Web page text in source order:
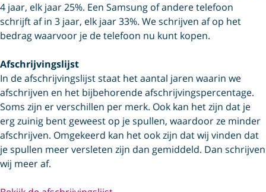
4 jaar, elk jaar 25%. Een Samsung of andere telefoon
schrijft af in 3 jaar, elk jaar 33%. We schrijven af op het
bedrag waarvoor je de telefoon nu kunt kopen.
Afschrijvingslijst
In de afschrijvingslijst staat het aantal jaren waarin we
afschrijven en het bijbehorende afschrijvings­percentage.
Soms zijn er verschillen per merk. Ook kan het zijn dat je
erg zuinig bent geweest op je spullen, waardoor ze minder
afschrijven. Omgekeerd kan het ook zijn dat wij vinden dat
je spullen meer versleten zijn dan gemiddeld. Dan schrijven
wij meer af.